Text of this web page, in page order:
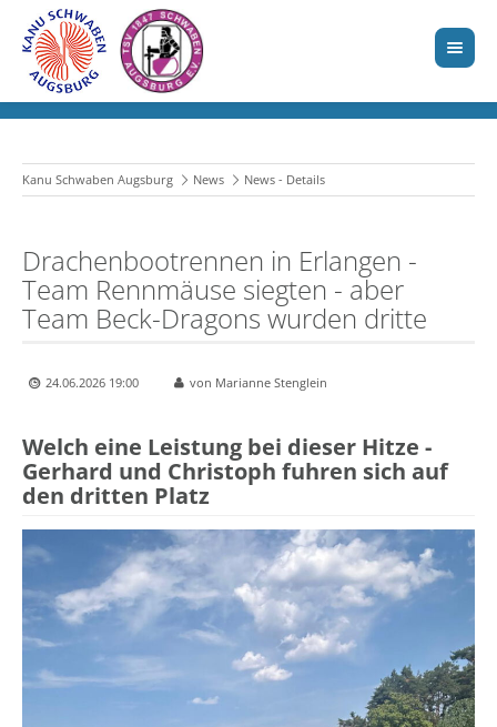
Kanu Schwaben Augsburg News News - Details
Drachenbootrennen in Erlangen -
Team Rennmäuse siegten - aber
Team Beck-Dragons wurden dritte
24.06.2026 19:00 von Marianne Stenglein
Welch eine Leistung bei dieser Hitze -
Gerhard und Christoph fuhren sich auf
den dritten Platz